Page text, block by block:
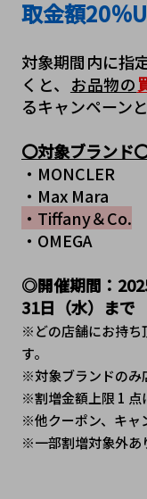
取金額20％
対象期間内に指
くと、 お品物の
るキャンペーン
〇対象ブランド
・MONCLER
・Max Mara
・Tiffany＆Co.
・OMEGA
◎開催期間：
31日（水﻿）まで
※どの店舗にお持ち
す。
※対象ブランドのみ
※割増金額上限 1 点
※他クーポン、キャ
※一部割増対象外あ